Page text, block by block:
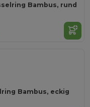
Bambus, rund
Bambus, eckig